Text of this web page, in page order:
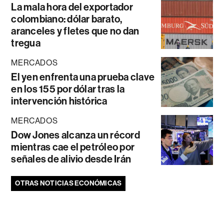
La mala hora del exportador
colombiano: dólar barato,
aranceles y fletes que no dan
tregua
MERCADOS
El yen enfrenta una prueba clave
en los 155 por dólar tras la
intervención histórica
MERCADOS
Dow Jones alcanza un récord
mientras cae el petróleo por
señales de alivio desde Irán
OTRAS NOTICIAS ECONÓMICAS